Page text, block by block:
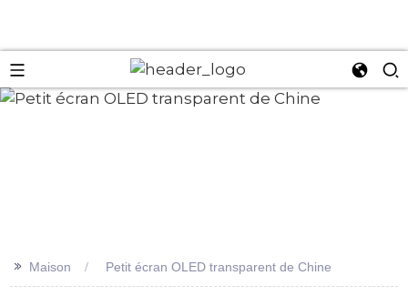
>> Maison Petit écran OLED transparent de Chine